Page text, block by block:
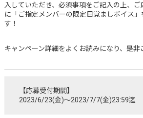
入していただき、必須事項をご記入の上、
に「ご指定メンバーの限定目覚ましボイス
す！
キャンペーン詳細をよくお読みになり、是非
【応募受付期間】
2023/6/23(金)～2023/7/7(金)23:59迄